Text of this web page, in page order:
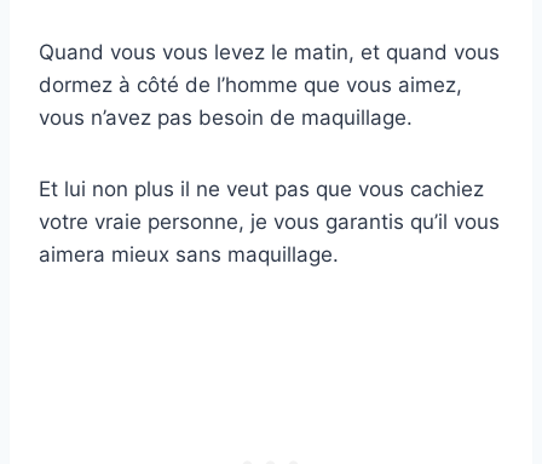
Quand vous vous levez le matin, et quand vous
dormez à côté de l’homme que vous aimez,
vous n’avez pas besoin de maquillage.
Et lui non plus il ne veut pas que vous cachiez
votre vraie personne, je vous garantis qu’il vous
aimera mieux sans maquillage.